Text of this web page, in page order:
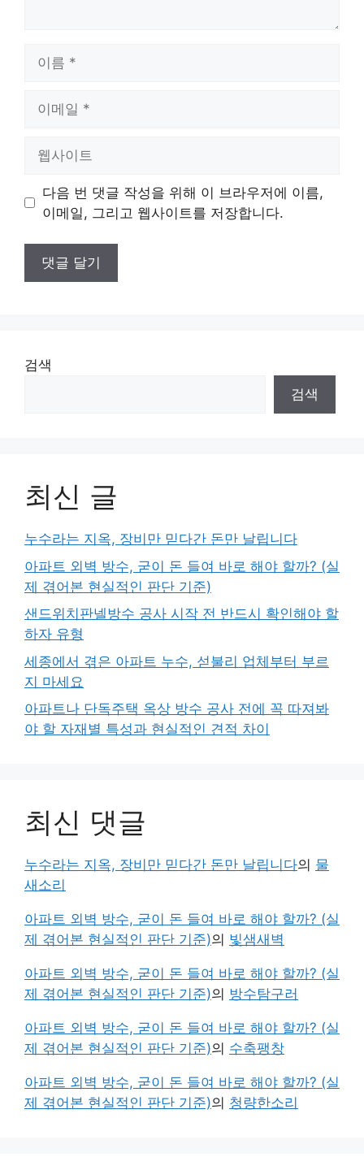
트
다음 번 댓글 작성을 위해 이 브라우저에 이름,
이메일, 그리고 웹사이트를 저장합니다.
검색
검색
최신 글
누수라는 지옥, 장비만 믿다간 돈만 날립니다
아파트 외벽 방수, 굳이 돈 들여 바로 해야 할까? (실
제 겪어본 현실적인 판단 기준)
샌드위치판넬방수 공사 시작 전 반드시 확인해야 할
하자 유형
세종에서 겪은 아파트 누수, 섣불리 업체부터 부르
지 마세요
아파트나 단독주택 옥상 방수 공사 전에 꼭 따져봐
야 할 자재별 특성과 현실적인 견적 차이
최신 댓글
누수라는 지옥, 장비만 믿다간 돈만 날립니다의 물
새소리
아파트 외벽 방수, 굳이 돈 들여 바로 해야 할까? (실
제 겪어본 현실적인 판단 기준)의 빛샘새벽
아파트 외벽 방수, 굳이 돈 들여 바로 해야 할까? (실
제 겪어본 현실적인 판단 기준)의 방수탐구러
아파트 외벽 방수, 굳이 돈 들여 바로 해야 할까? (실
제 겪어본 현실적인 판단 기준)의 수축팽창
아파트 외벽 방수, 굳이 돈 들여 바로 해야 할까? (실
제 겪어본 현실적인 판단 기준)의 청량한소리